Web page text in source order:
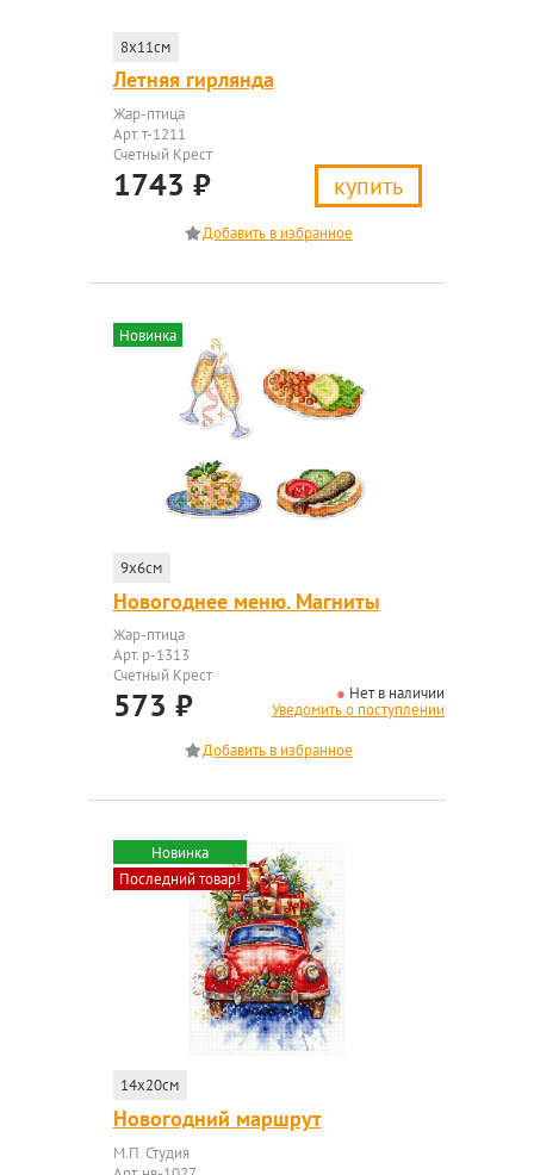
8x11см
Летняя гирлянда
Жар-птица
Арт. т-1211
Счетный Крест
1743 ₽ купить
Новинка
9x6см
Новогоднее меню. Магниты
Жар-птица
Арт. р-1313
Счетный Крест
573 ₽
Нет в наличии
Уведомить о поступлении
Новинка
Последний товар!
14x20см
Новогодний маршрут
М.П. Студия